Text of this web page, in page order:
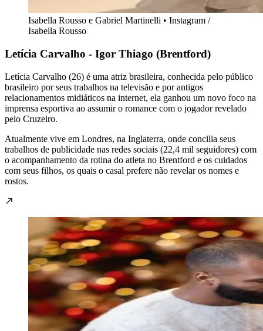
Isabella Rousso e Gabriel Martinelli • Instagram /
Isabella Rousso
Letícia Carvalho - Igor Thiago (Brentford)
Letícia Carvalho (26) é uma atriz brasileira, conhecida pelo público
brasileiro por seus trabalhos na televisão e por antigos
relacionamentos midiáticos na internet, ela ganhou um novo foco na
imprensa esportiva ao assumir o romance com o jogador revelado
pelo Cruzeiro.
Atualmente vive em Londres, na Inglaterra, onde concilia seus
trabalhos de publicidade nas redes sociais (22,4 mil seguidores) com
o acompanhamento da rotina do atleta no Brentford e os cuidados
com seus filhos, os quais o casal prefere não revelar os nomes e
rostos.